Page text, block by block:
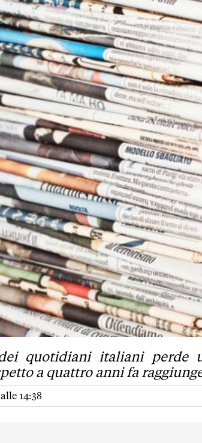
quotidiani italiani perde
a quattro anni fa
14:38